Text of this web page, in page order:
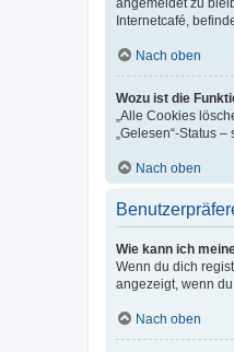
Internetcafé,
Nach oben
Wozu ist die
„Alle Cookies
„Gelesen“-Status
Nach oben
Wie kann ich
Wenn du dich
angezeigt, wenn
Nach oben